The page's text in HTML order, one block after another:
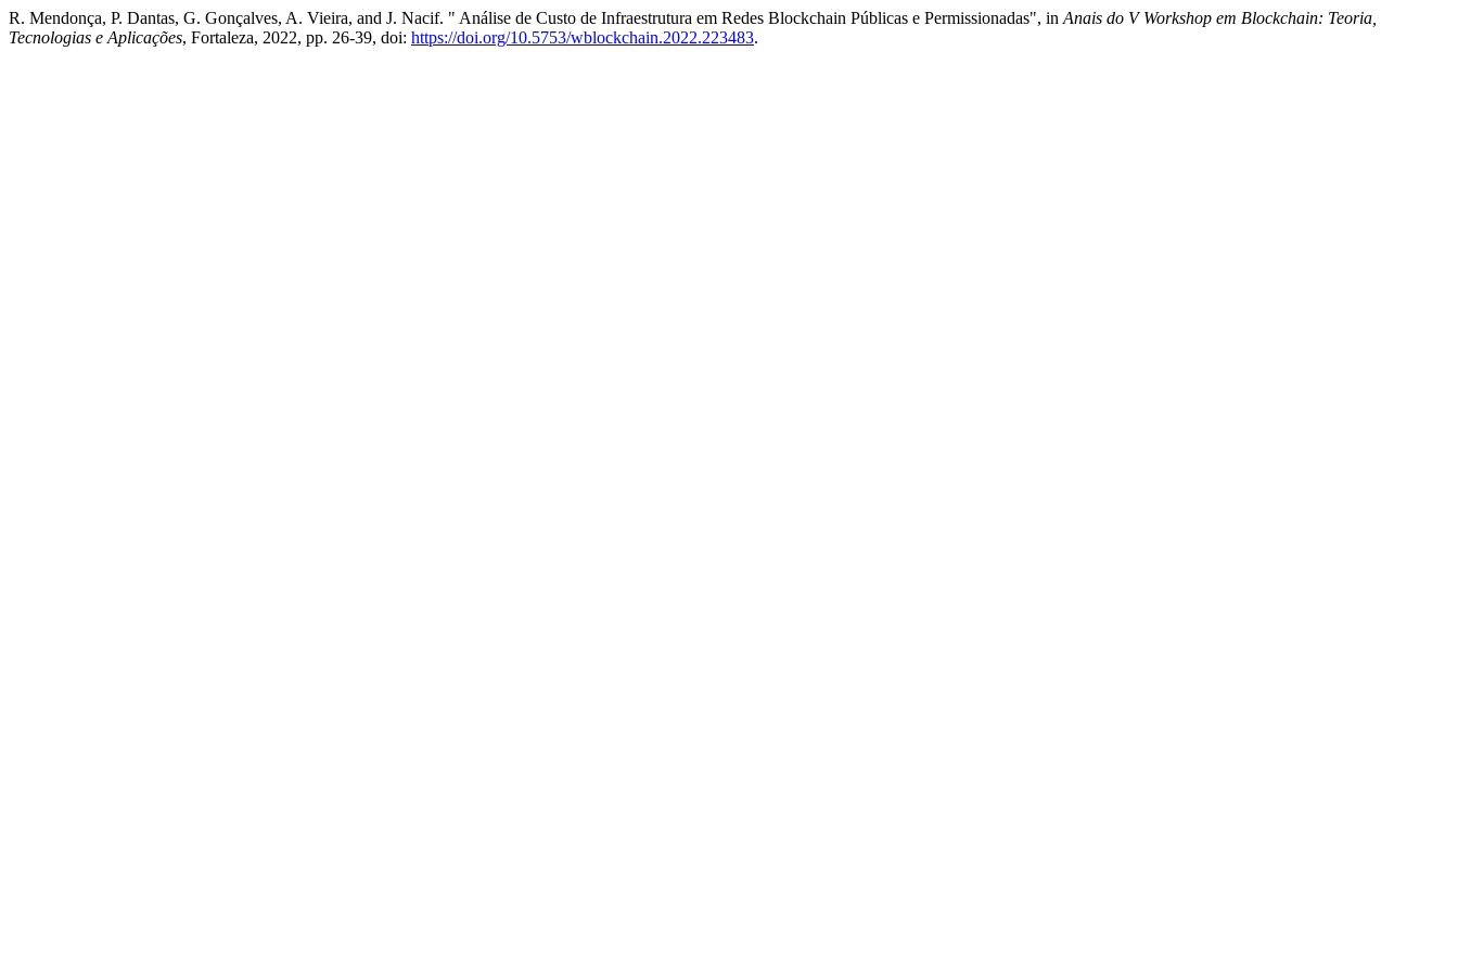
R. Mendonça, P. Dantas, G. Gonçalves, A. Vieira, and J. Nacif. " Análise de Custo de Infraestrutura em Redes Blockchain Públicas e Permissionadas", in Anais do V Workshop em Blockchain: Teoria,
Tecnologias e Aplicações, Fortaleza, 2022, pp. 26-39, doi: https://doi.org/10.5753/wblockchain.2022.223483.